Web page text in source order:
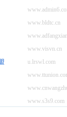
www.bldtc.cn
www.visvn.cn
u.lrswl.com
www.s3s9.com